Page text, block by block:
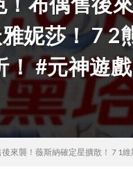
妮莎！ 7 2
！ #元神遊
後來襲！薇斯納確定星擴散！ 7 1